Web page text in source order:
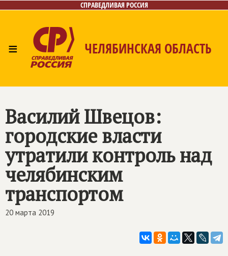
СПРАВЕДЛИВАЯ РОССИЯ
≡ ЧЕЛЯБИНСКАЯ ОБЛАСТЬ
Контакты
Василий Швецов:
городские власти
утратили контроль над
челябинским
транспортом
20 марта 2019